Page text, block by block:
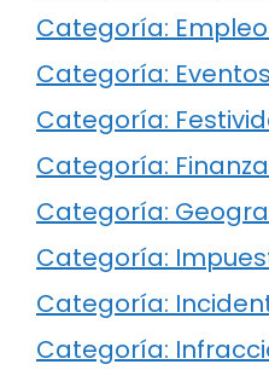
Categoría:
Categoría:
Categoría:
Categoría:
Categoría:
Categoría:
Categoría:
Categoría: